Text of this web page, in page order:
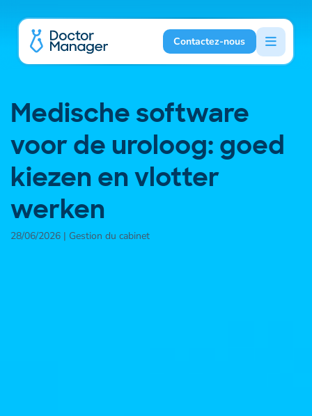
Contactez-nous
Medische software
voor de uroloog: goed
kiezen en vlotter
werken
28/06/2026 | Gestion du cabinet